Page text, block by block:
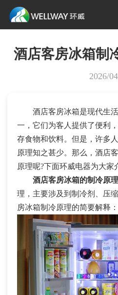
酒店客房冰箱制
2026/
酒店客房冰箱是现代生活
一，它们为客人提供了便利
存食物和饮料。但是，许多
原理知之甚少。那么，酒店
原理呢?下面环威电器为大家
酒店客房冰箱的制冷原理
理，主要涉及到制冷剂、压
房冰箱制冷原理的简要解释：